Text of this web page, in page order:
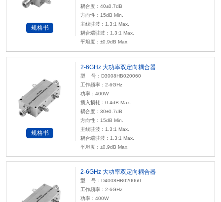
规格书
耦合度：40±0.7dB
方向性：15dB Min.
主线驻波：1.3:1 Max.
耦合端驻波：1.3:1 Max.
平坦度：±0.9dB Max.
规格书
2-6GHz 大功率双定向耦合器
型 号：D3008HB020060
工作频率：2-6GHz
功率：400W
插入损耗：0.4dB Max.
耦合度：30±0.7dB
方向性：15dB Min.
主线驻波：1.3:1 Max.
耦合端驻波：1.3:1 Max.
平坦度：±0.9dB Max.
2-6GHz 大功率双定向耦合器
型 号：D4008HB020060
工作频率：2-6GHz
功率：400W